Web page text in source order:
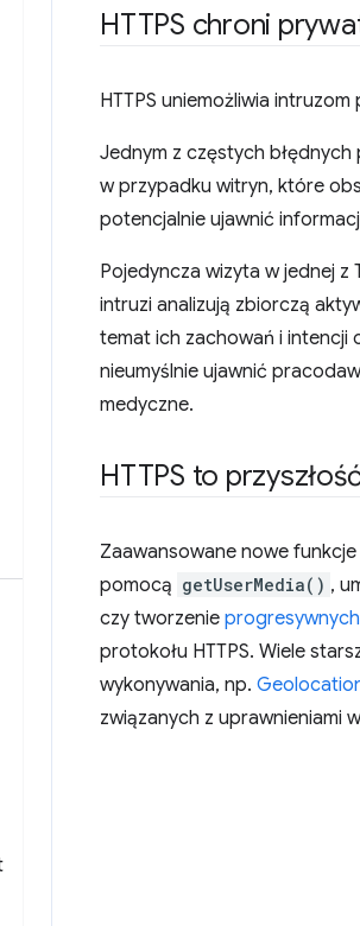
HTTPS chroni
HTTPS uniemożliwia
Jednym z częstych
w przypadku witryn, które
potencjalnie ujawnić
Pojedyncza wizyta w jednej
intruzi analizują zbiorczą
temat ich zachowań i intencji
nieumyślnie ujawnić
medyczne.
HTTPS to
Zaawansowane nowe
pomocą getUserMedia() ,
czy tworzenie
protokołu HTTPS. Wiele
wykonywania, np.
związanych z uprawnieniami